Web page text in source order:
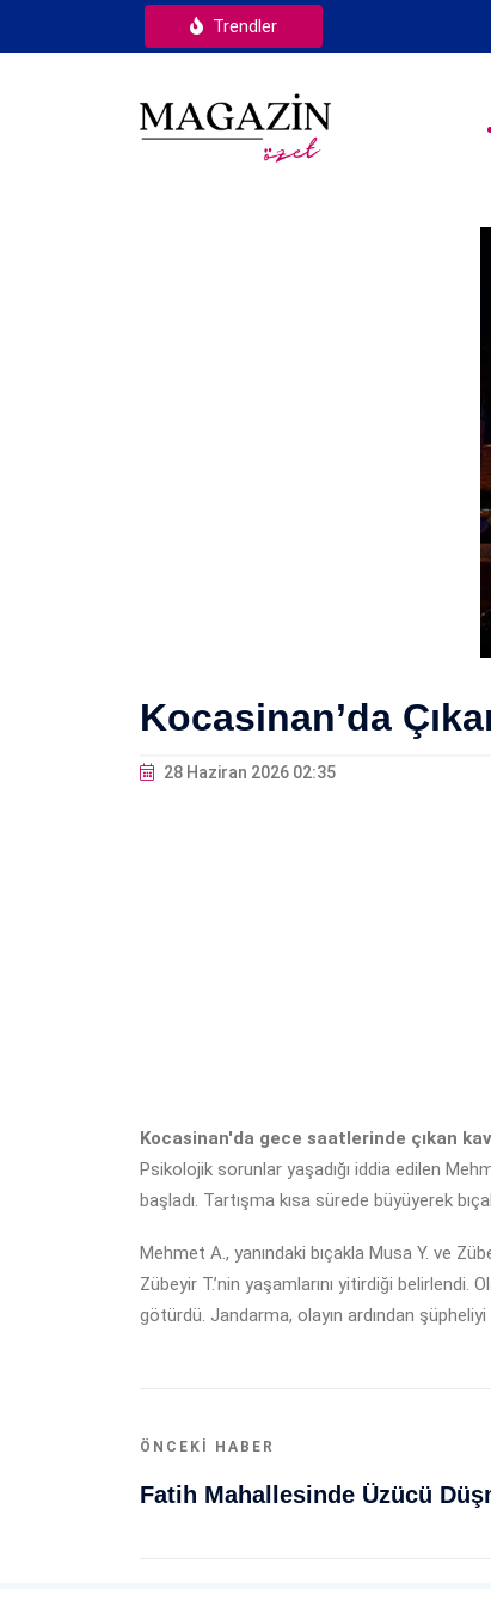
Trendler
Kocasinan’da
28 Haziran 2026 02:35
Kocasinan'da gece saatlerinde çıkan
Psikolojik sorunlar yaşadığı iddia edilen
başladı. Tartışma kısa sürede büyüyerek
Mehmet A., yanındaki bıçakla Musa Y. ve
Zübeyir T.’nin yaşamlarını yitirdiği
götürdü. Jandarma, olayın ardından
ÖNCEKI HABER